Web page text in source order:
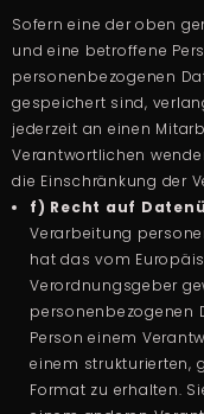
Sofern eine der oben
und eine betroffene
personenbezogenen
gespeichert sind,
jederzeit an einen
Verantwortlichen
die Einschränkung der
f) Recht auf
Verarbeitung
hat das vom
Verordnungsgeber
personenbezogenen
Person einem
einem strukturierten,
Format zu erhalten.